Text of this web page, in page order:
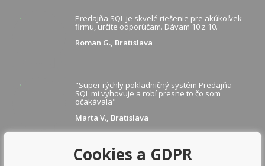
Predajňa SQL je skvelé riešenie pre akúkoľvek
firmu, určite odporúčam. Dávam 10 z 10.
Roman G., Bratislava
"Super rýchly pokladničný systém Predajňa
SQL mi vyhovuje a robí presne to čo som
očakávala"
Marta V., Bratislava
ZOBRAZIŤ ĎALŠIE REFERENCIE
Cookies a GDPR